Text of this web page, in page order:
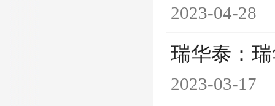
2023-04-28
瑞华泰：
2023-03-17